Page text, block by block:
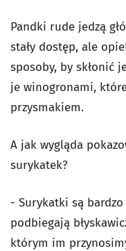
Pandki rude jedzą
stały dostęp, ale
sposoby, by skłonić
je winogronami,
przysmakiem.
A jak wygląda
surykatek?
- Surykatki są
podbiegają
którym im